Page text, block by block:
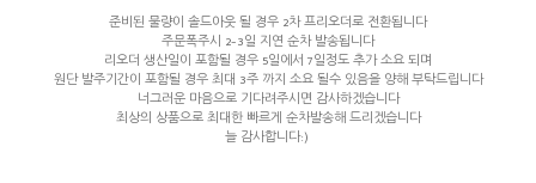
준비된 물량이 솔드아웃 될 경우 2차 프리오더로 전환됩니다
주문폭주시 2-3일 지연 순차 발송됩니다
리오더 생산일이 포함될 경우 5일에서 7일정도 추가 소요 되며
원단 발주기간이 포함될 경우 최대 3주 까지 소요 될수 있음을 양해 부탁드립니다
너그러운 마음으로 기다려주시면 감사하겠습니다
최상의 상품으로 최대한 빠르게 순차발송해 드리겠습니다
늘 감사합니다:)